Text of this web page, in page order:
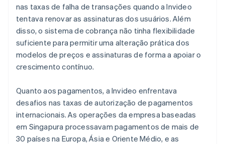
nas taxas de falha de transações quando a Invideo
tentava renovar as assinaturas dos usuários. Além
disso, o sistema de cobrança não tinha flexibilidade
suficiente para permitir uma alteração prática dos
modelos de preços e assinaturas de forma a apoiar o
crescimento contínuo.
Quanto aos pagamentos, a Invideo enfrentava
desafios nas taxas de autorização de pagamentos
internacionais. As operações da empresa baseadas
em Singapura processavam pagamentos de mais de
30 países na Europa, Ásia e Oriente Médio, e as